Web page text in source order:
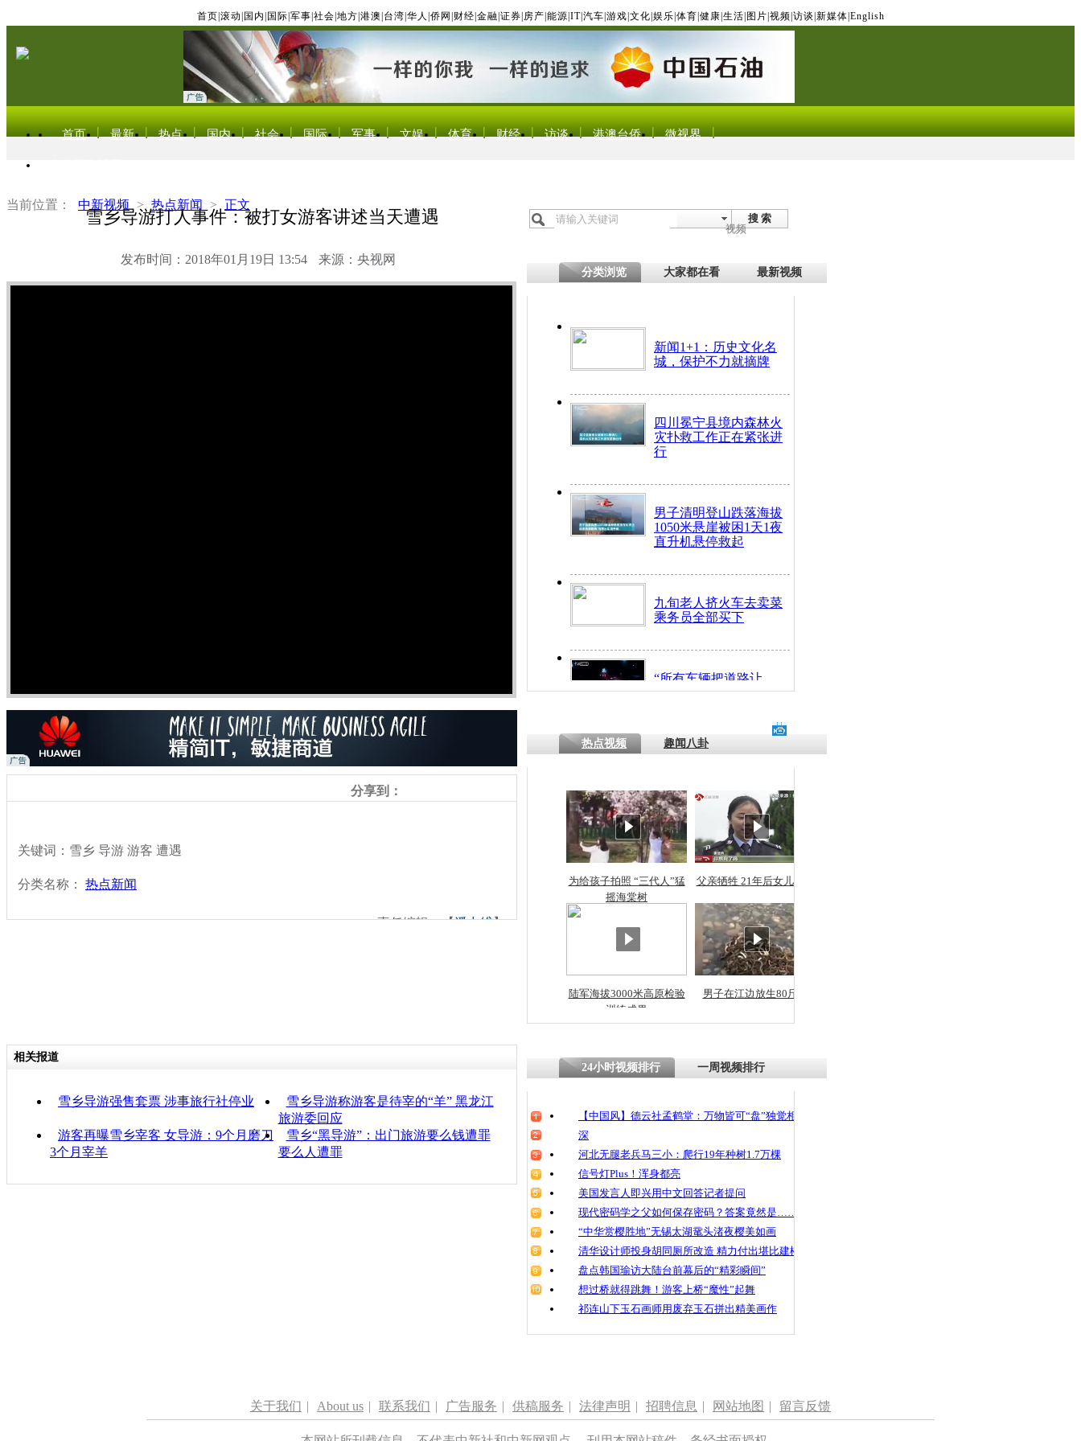
首页 滚动 国内 国际 军事 社会 地方 港澳 台湾 华人 侨网 财经 金融 证券 房产 能源 IT| 汽车 游戏 文化 娱乐 体育 健康 生活 图片 视频 访谈 新媒体 English
首页 最新 热点 国内 社会 国际 军事 文娱 体育 财经 访谈 港澳台侨 微视界
当前位置： 中新视频 > 热点新闻 > 正文
雪乡导游打人事件：被打女游客讲述当天遭遇
发布时间：2018年01月19日 13:54 来源：央视网
搜 索
视频
分类浏览 大家都在看 最新视频
新闻1+1：历史文化名
城，保护不力就摘牌
四川冕宁县境内森林火
灾扑救工作正在紧张进
行
男子清明登山跌落海拔
1050米悬崖被困1天1夜
直升机悬停救起
九旬老人挤火车去卖菜
乘务员全部买下
“所有车辆把道路让
开！”儿童突发疾病交
探访传承四千年传统习
俗：近万民众为娥皇女
英省亲送行
小伙骑车逆行被查情绪
崩溃 网上回答崩溃原
四川兴文苗乡上万人欢
魂
在雪乡被打女游客讲述
遭遇
分享到：
关键词：雪乡 导游 游客 遭遇
分类名称： 热点新闻
责任编辑：【潘力维】
热点视频 趣闻八卦
为给孩子拍照 “三代人”猛
摇海棠树
父亲牺牲 21年后女儿从警
陆军海拔3000米高原检验
训练成果
男子在江边放生80斤蛇
相关报道
雪乡导游强售套票 涉事旅行社停业
雪乡导游称游客是待宰的“羊” 黑龙江
旅游委回应
游客再曝雪乡宰客 女导游：9个月磨刀
3个月宰羊
雪乡“黑导游”：出门旅游要么钱遭罪
要么人遭罪
24小时视频排行 一周视频排行
【中国风】德云社孟鹤堂：万物皆可“盘”独觉相声
深
河北无腿老兵马三小：爬行19年种树1.7万棵
信号灯Plus！浑身都亮
美国发言人即兴用中文回答记者提问
现代密码学之父如何保存密码？答案竟然是……
“中华赏樱胜地”无锡太湖鼋头渚夜樱美如画
清华设计师投身胡同厕所改造 精力付出堪比建楼
盘点韩国瑜访大陆台前幕后的“精彩瞬间”
想过桥就得跳舞！游客上桥“魔性”起舞
祁连山下玉石画师用废弃玉石拼出精美画作
关于我们 | About us | 联系我们 | 广告服务 | 供稿服务 | 法律声明 | 招聘信息 | 网站地图 | 留言反馈